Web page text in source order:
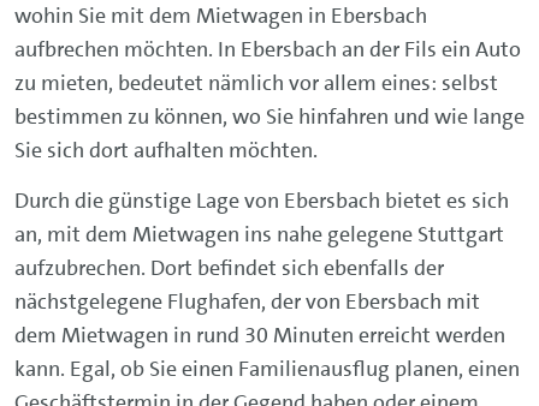
wohin Sie mit dem Mietwagen in Ebersbach
aufbrechen möchten. In Ebersbach an der Fils ein Auto
zu mieten, bedeutet nämlich vor allem eines: selbst
bestimmen zu können, wo Sie hinfahren und wie lange
Sie sich dort aufhalten möchten.
Durch die günstige Lage von Ebersbach bietet es sich
an, mit dem Mietwagen ins nahe gelegene Stuttgart
aufzubrechen. Dort befindet sich ebenfalls der
nächstgelegene Flughafen, der von Ebersbach mit
dem Mietwagen in rund 30 Minuten erreicht werden
kann. Egal, ob Sie einen Familienausflug planen, einen